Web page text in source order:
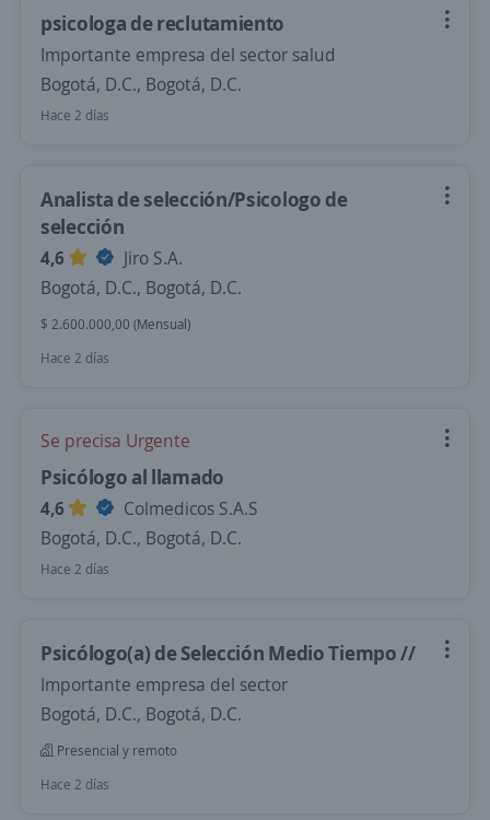
psicologa de reclutamiento
Importante empresa del sector salud
Bogotá, D.C., Bogotá, D.C.
Hace 2 días
Analista de selección/Psicologo de
selección
4,6
Jiro S.A.
Bogotá, D.C., Bogotá, D.C.
$ 2.600.000,00 (Mensual)
Hace 2 días
Se precisa Urgente
Psicólogo al llamado
4,6
Colmedicos S.A.S
Bogotá, D.C., Bogotá, D.C.
Hace 2 días
Psicólogo(a) de Selección Medio Tiempo //
Importante empresa del sector
Bogotá, D.C., Bogotá, D.C.
Presencial y remoto
Hace 2 días